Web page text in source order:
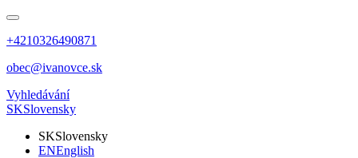
+4210326490871
obec@ivanovce.sk
Vyhledávání
SKSlovensky
SKSlovensky
ENEnglish